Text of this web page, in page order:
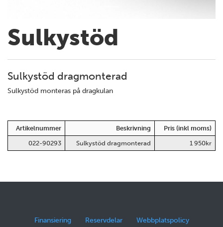
Sulkystöd
Sulkystöd dragmonterad
Sulkystöd monteras på dragkulan
Artikelnummer Beskrivning
Pris (inkl moms)
022-90293
Sulkystöd dragmonterad 1 950kr
Finansiering Reservdelar Webbplatspolicy